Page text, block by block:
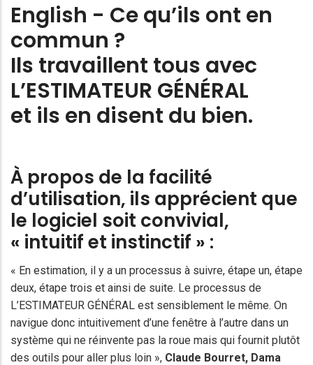
English - Ce qu’ils ont en
commun ?
Ils travaillent tous avec
L’ESTIMATEUR GÉNÉRAL
et ils en disent du bien.
À propos de la facilité
d’utilisation, ils apprécient que
le logiciel soit convivial,
« intuitif et instinctif » :
« En estimation, il y a un processus à suivre, étape un, étape
deux, étape trois et ainsi de suite. Le processus de
L’ESTIMATEUR GÉNÉRAL est sensiblement le même. On
navigue donc intuitivement d’une fenêtre à l’autre dans un
système qui ne réinvente pas la roue mais qui fournit plutôt
des outils pour aller plus loin », Claude Bourret, Dama